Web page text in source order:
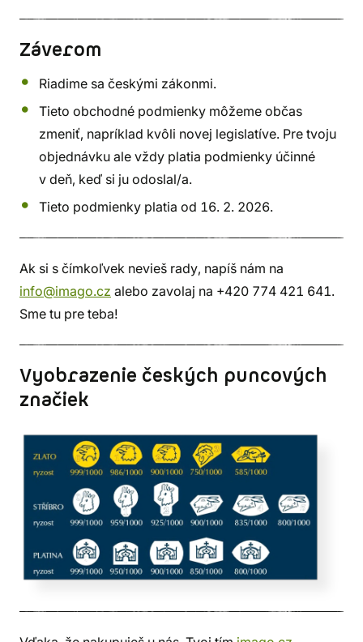
Záverom
Riadime sa českými zákonmi.
Tieto obchodné podmienky môžeme občas
zmeniť, napríklad kvôli novej legislatíve. Pre tvoju
objednávku ale vždy platia podmienky účinné
v deň, keď si ju odoslal/a.
Tieto podmienky platia od 16. 2. 2026.
Ak si s čímkoľvek nevieš rady, napíš nám na
info@imago.cz alebo zavolaj na +420 774 421 641.
Sme tu pre teba!
Vyobrazenie českých puncových
značiek